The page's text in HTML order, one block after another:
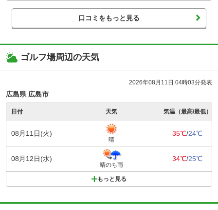
口コミをもっと見る
ゴルフ場周辺の天気
2026年08月11日 04時03分発表
広島県 広島市
日付 天気 気温（最高/最低）
08月11日(火)
晴
35℃/24℃
08月12日(水)
晴のち雨
34℃/25℃
もっと見る